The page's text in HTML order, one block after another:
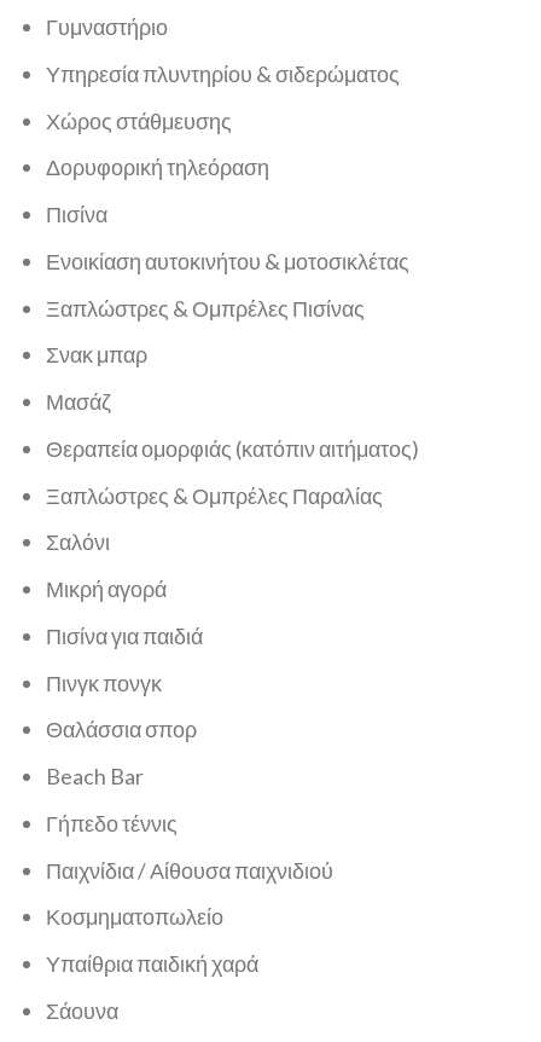
Γυμναστήριο
Υπηρεσία πλυντηρίου & σιδερώματος
Χώρος στάθμευσης
Δορυφορική τηλεόραση
Πισίνα
Ενοικίαση αυτοκινήτου & μοτοσικλέτας
Ξαπλώστρες & Ομπρέλες Πισίνας
Σνακ μπαρ
Μασάζ
Θεραπεία ομορφιάς (κατόπιν αιτήματος)
Ξαπλώστρες & Ομπρέλες Παραλίας
Σαλόνι
Μικρή αγορά
Πισίνα για παιδιά
Πινγκ πονγκ
Θαλάσσια σπορ
Beach Bar
Γήπεδο τέννις
Παιχνίδια / Αίθουσα παιχνιδιού
Κοσμηματοπωλείο
Υπαίθρια παιδική χαρά
Σάουνα